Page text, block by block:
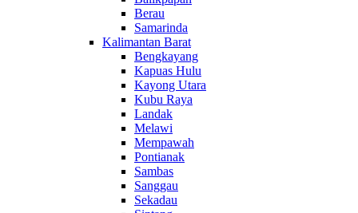
Berau
Samarinda
Kalimantan Barat
Bengkayang
Kapuas Hulu
Kayong Utara
Kubu Raya
Landak
Melawi
Mempawah
Pontianak
Sambas
Sanggau
Sekadau